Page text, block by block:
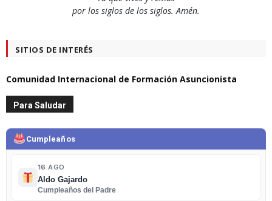
por los siglos de los siglos. Amén.
SITIOS DE INTERÉS
Comunidad Internacional de Formación Asuncionista
Para Saludar
Cumpleaños
16 AGO
Aldo Gajardo
Cumpleaños del Padre